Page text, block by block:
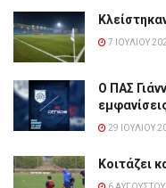
7 ΙΟΥΛΊΟΥ
Ο ΠΑΣ
29 ΙΟΥΛΊΟΥ
Κοιτάζει